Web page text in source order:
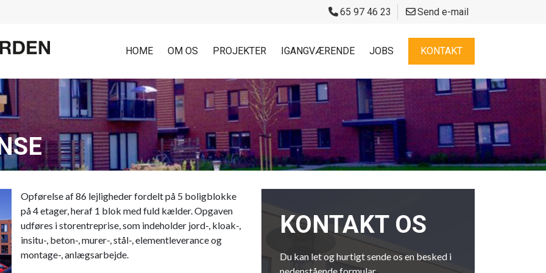
65 97 46 23 Send e-mail
HOME OM OS PROJEKTER IGANGVÆRENDE JOBS KONTAKT
Opførelse af 86 lejligheder fordelt på 5 boligblokke
på 4 etager, heraf 1 blok med fuld kælder. Opgaven
udføres i storentreprise, som indeholder jord-, kloak-,
insitu-, beton-, murer-, stål-, elementleverance og
montage-, anlægsarbejde.
KONTAKT OS
Du kan let og hurtigt sende os en besked i